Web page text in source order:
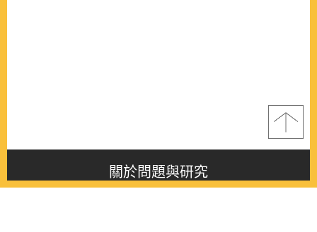
關於問題與研究
About this journal